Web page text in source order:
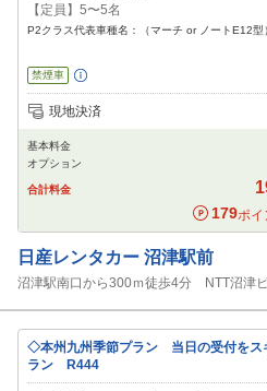
【定員】5〜5名
P2クラス代表車種名：（マーチ or ノートE12型
禁煙車
追加可能オプション
カーナビ
現地決済
基本料金
オプション
合計料金
179ポイ
日産レンタカー 沼津駅前
沼津駅南口から300ｍ徒歩4分 NTT沼津
◇本州九州季節プラン 当日の受付をス
ラン R444